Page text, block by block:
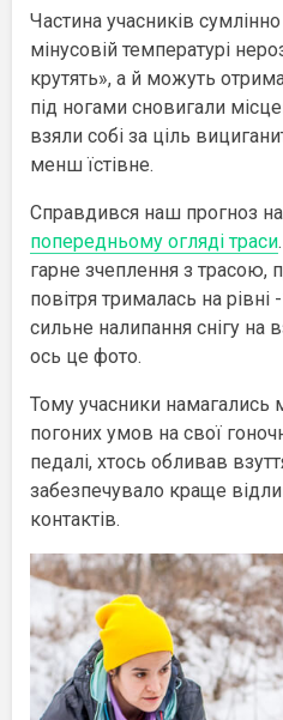
Частина учасників
мінусовій температурі
крутять», а й можуть
під ногами сновигали
взяли собі за ціль
менш їстівне.
Справдився наш прогноз
попередньому огляді траси
гарне зчеплення з трасою,
повітря трималась на
сильне налипання снігу на
ось це фото.
Тому учасники намагались
погоних умов на свої
педалі, хтось обливав
забезпечувало краще
контактів.